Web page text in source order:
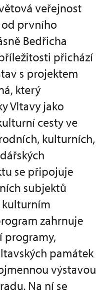
veřejnost
prvního
Bedřicha
přichází
s projektem
který
Vltavy jako
cesty ve
kulturních,
se připojuje
subjektů
kulturním
zahrnuje
programy,
památek
výstavou
Na ní se